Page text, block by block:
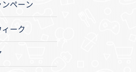
ペーン
ーク